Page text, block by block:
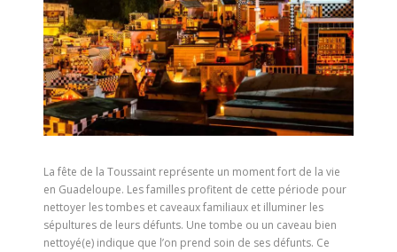
La fête de la Toussaint représente un moment fort de la vie
en Guadeloupe. Les familles profitent de cette période pour
nettoyer les tombes et caveaux familiaux et illuminer les
sépultures de leurs défunts. Une tombe ou un caveau bien
nettoyé(e) indique que l’on prend soin de ses défunts. Ce